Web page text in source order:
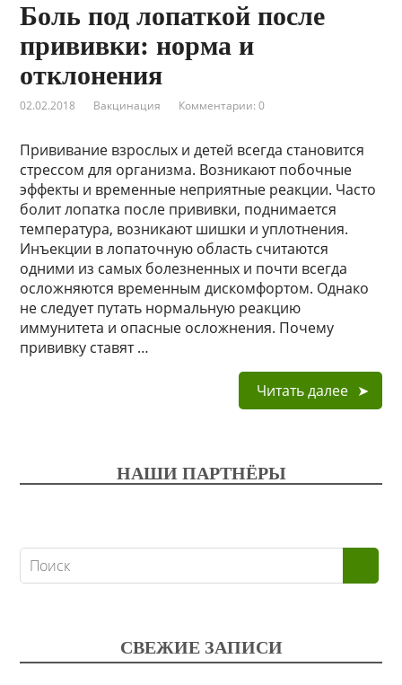
Боль под лопаткой после
прививки: норма и
отклонения
02.02.2018 Вакцинация Комментарии: 0
Прививание взрослых и детей всегда становится
стрессом для организма. Возникают побочные
эффекты и временные неприятные реакции. Часто
болит лопатка после прививки, поднимается
температура, возникают шишки и уплотнения.
Инъекции в лопаточную область считаются
одними из самых болезненных и почти всегда
осложняются временным дискомфортом. Однако
не следует путать нормальную реакцию
иммунитета и опасные осложнения. Почему
прививку ставят …
Читать далее
НАШИ ПАРТНЁРЫ
СВЕЖИЕ ЗАПИСИ